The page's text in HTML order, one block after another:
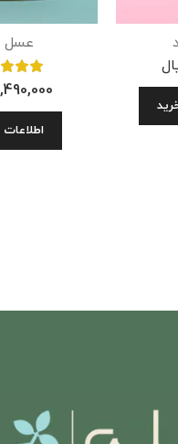
عسل
اطلاعات